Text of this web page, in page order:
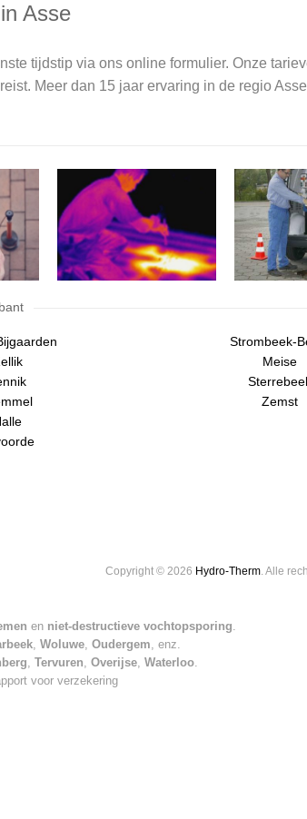
Asse
tijdstip via ons online formulier. Onze
Meer dan 15 jaar ervaring in de regio
Strombeek-
Meise
Zemst
Copyright © 2026 Hydro-Therm. Alle
en niet-destructieve vochtopsporing.
, Woluwe, Oudergem, enz.
, Tervuren, Overijse, Waterloo.
voor verzekering